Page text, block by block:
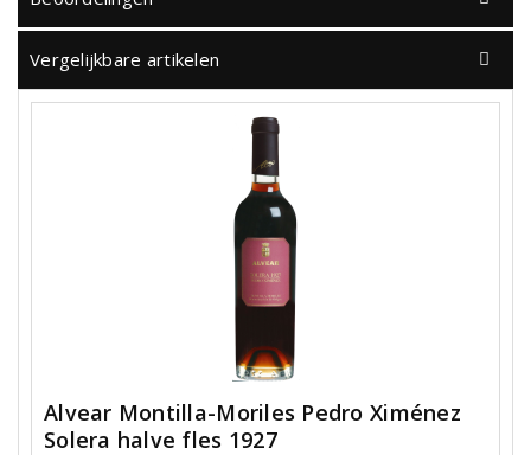
Vergelijkbare artikelen
Alvear Montilla-Moriles Pedro Ximénez
Solera halve fles 1927